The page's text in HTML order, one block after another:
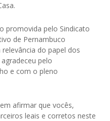
promovida pelo Sindicato
de Pernambuco
do papel dos
pelo
e com o pleno
afirmar que vocês,
leais e corretos neste